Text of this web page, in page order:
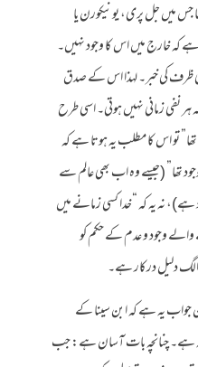
جس میں جل پری، یونیکورن یا
کہ خارج میں اس کا وجود نہیں۔
ظرف کی خبر۔ لہذا اس کے صدق
نفی زمانی نہیں ہوتی۔ اسی طرح
تھا” تو اس کا مطلب یہ ہوتا ہے کہ
تھا” (جیسے وہ اب بھی عالم سے
ہے)، نہ یہ کہ “خدا کسی زمانے میں
والے وجود و عدم کے حکم کو
دلیل درکار ہے۔
جواب یہ ہے کہ ابن سینا کے
ہے۔ چنانچہ بات آسان ہے: جب